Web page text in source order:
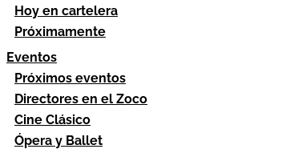
Hoy en cartelera
Próximamente
Eventos
Próximos eventos
Directores en el Zoco
Cine Clásico
Ópera y Ballet